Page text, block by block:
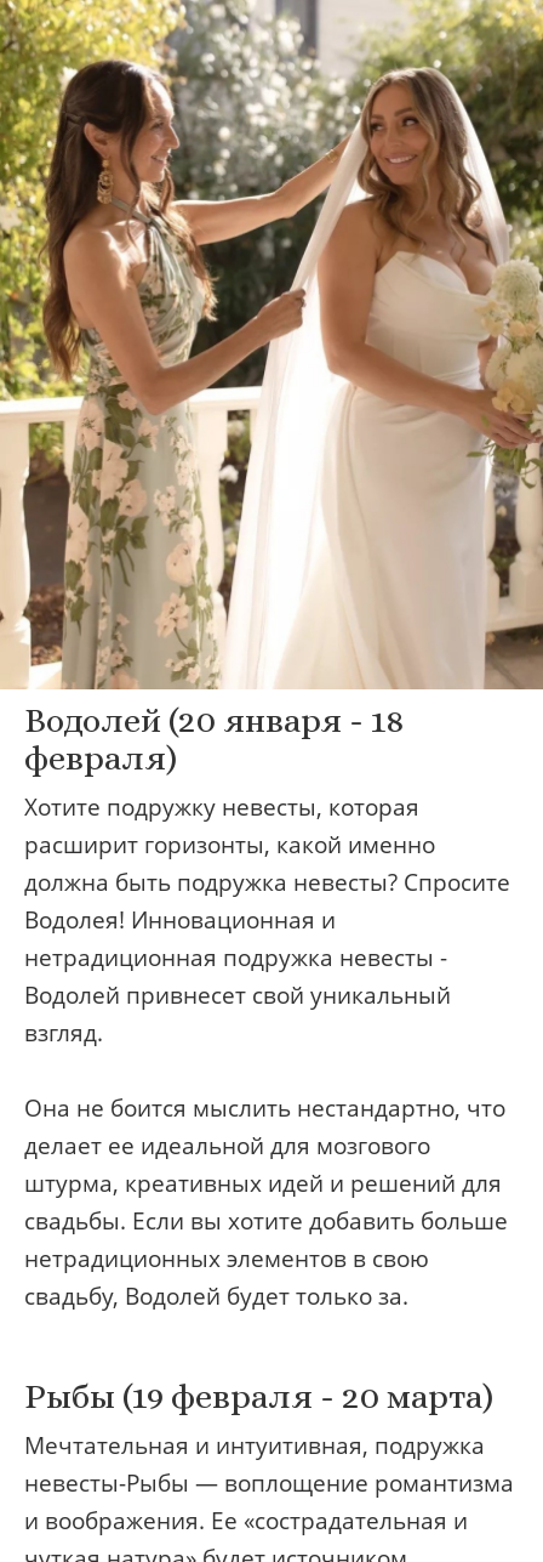
Водолей (20 января - 18
февраля)
Хотите подружку невесты, которая
расширит горизонты, какой именно
должна быть подружка невесты? Спросите
Водолея! Инновационная и
нетрадиционная подружка невесты -
Водолей привнесет свой уникальный
взгляд.
Она не боится мыслить нестандартно, что
делает ее идеальной для мозгового
штурма, креативных идей и решений для
свадьбы. Если вы хотите добавить больше
нетрадиционных элементов в свою
свадьбу, Водолей будет только за.
Рыбы (19 февраля - 20 марта)
Мечтательная и интуитивная, подружка
невесты-Рыбы — воплощение романтизма
и воображения. Ее «сострадательная и